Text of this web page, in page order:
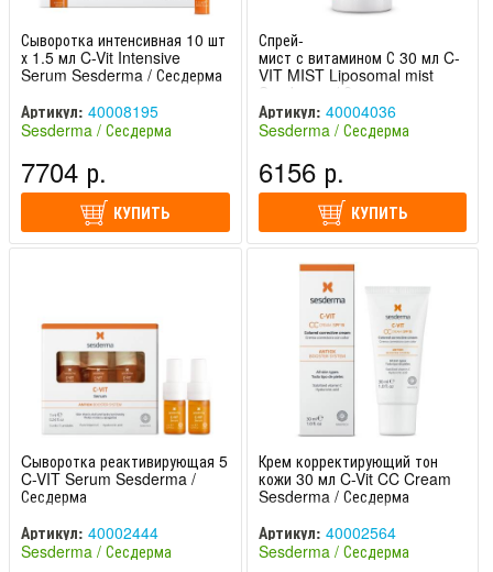
Сыворотка интенсивная 10 шт
х 1.5 мл C-Vit Intensive
Serum Sesderma / Сесдерма
Артикул: 40008195
Sesderma / Сесдерма
7704 р.
КУПИТЬ
Спрей-
мист с витамином С 30 мл C-
VIT MIST Liposomal mist
Sesderma / Сесдерма
Артикул: 40004036
Sesderma / Сесдерма
6156 р.
КУПИТЬ
Cыворотка реактивирующая 5 шт по 7 мл
C-VIT Serum Sesderma /
Сесдерма
Артикул: 40002444
Sesderma / Сесдерма
Крем корректирующий тон
кожи 30 мл C-Vit CC Cream
Sesderma / Сесдерма
Артикул: 40002564
Sesderma / Сесдерма